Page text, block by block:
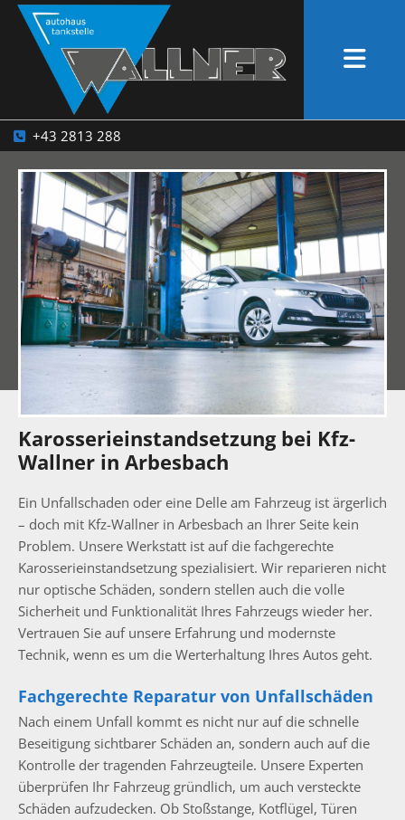
 +43 2813 288
Karosserieinstandsetzung bei Kfz-
Wallner in Arbesbach
Ein Unfallschaden oder eine Delle am Fahrzeug ist ärgerlich
– doch mit Kfz-Wallner in Arbesbach an Ihrer Seite kein
Problem. Unsere Werkstatt ist auf die fachgerechte
Karosserieinstandsetzung spezialisiert. Wir reparieren nicht
nur optische Schäden, sondern stellen auch die volle
Sicherheit und Funktionalität Ihres Fahrzeugs wieder her.
Vertrauen Sie auf unsere Erfahrung und modernste
Technik, wenn es um die Werterhaltung Ihres Autos geht.
Fachgerechte Reparatur von Unfallschäden
Nach einem Unfall kommt es nicht nur auf die schnelle
Beseitigung sichtbarer Schäden an, sondern auch auf die
Kontrolle der tragenden Fahrzeugteile. Unsere Experten
überprüfen Ihr Fahrzeug gründlich, um auch versteckte
Schäden aufzudecken. Ob Stoßstange, Kotflügel, Türen